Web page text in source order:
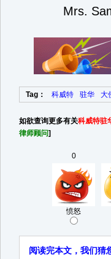
Mrs.
Tag： 科威特 驻华 大
如欲查询更多有关科威特驻
律师顾问]
0
愤怒
阅读完本文，我们猜